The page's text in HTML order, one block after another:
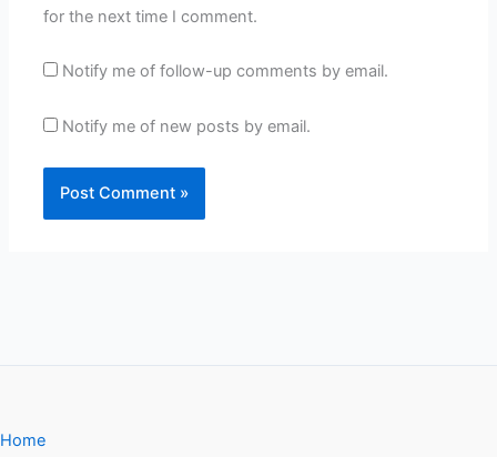
for the next time I comment.
Notify me of follow-up comments by email.
Notify me of new posts by email.
Home